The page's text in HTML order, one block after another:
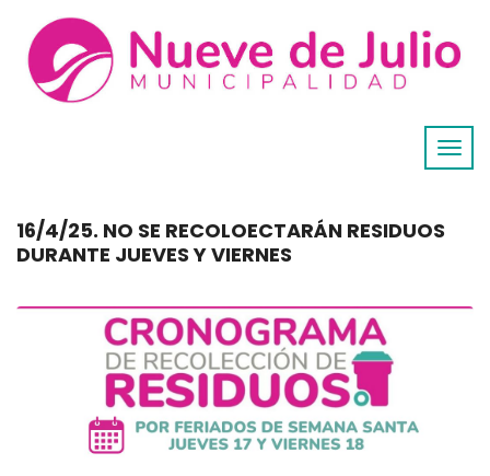
16/4/25. NO SE RECOLOECTARÁN RESIDUOS
DURANTE JUEVES Y VIERNES